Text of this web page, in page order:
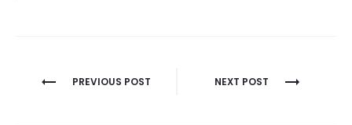
Berichtnavigatie
PREVIOUS POST NEXT POST